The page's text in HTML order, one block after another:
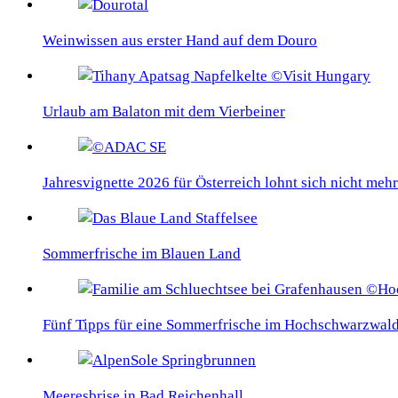
Weinwissen aus erster Hand auf dem Douro
Urlaub am Balaton mit dem Vierbeiner
Jahresvignette 2026 für Österreich lohnt sich nicht mehr
Sommerfrische im Blauen Land
Fünf Tipps für eine Sommerfrische im